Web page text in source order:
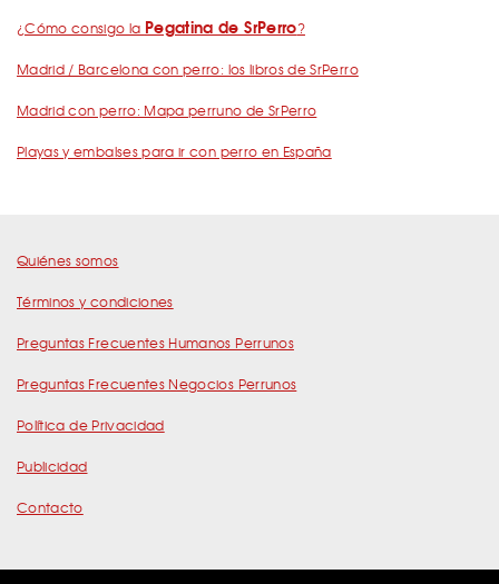
¿Cómo consigo la Pegatina de SrPerro?
Madrid / Barcelona con perro: los libros de SrPerro
Madrid con perro: Mapa perruno de SrPerro
Playas y embalses para ir con perro en España
Quiénes somos
Términos y condiciones
Preguntas Frecuentes Humanos Perrunos
Preguntas Frecuentes Negocios Perrunos
Política de Privacidad
Publicidad
Contacto